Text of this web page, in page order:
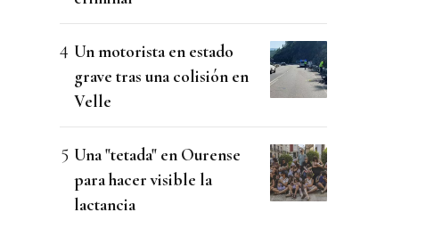
Un motorista en estado
grave tras una colisión en
Velle
Una "tetada" en Ourense
para hacer visible la
lactancia